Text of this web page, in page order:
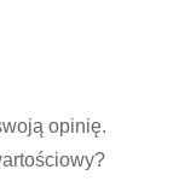
opinię.